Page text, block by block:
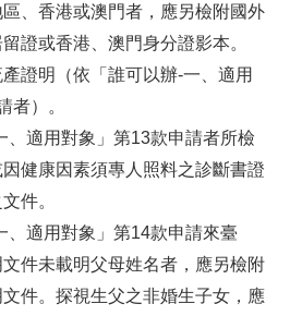
、香港或澳門者，應另檢附國外
證或香港、澳門身分證影本。
證明（依「誰可以辦-一、適用
者）。
、適用對象」第13款申請者所檢
健康因素須專人照料之診斷書證
件。
、適用對象」第14款申請來臺
件未載明父母姓名者，應另檢附
件。探視生父之非婚生子女，應